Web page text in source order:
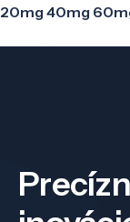
20mg 40mg